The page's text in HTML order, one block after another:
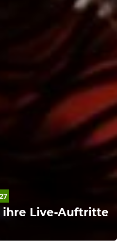
ihre Live-Auftritte